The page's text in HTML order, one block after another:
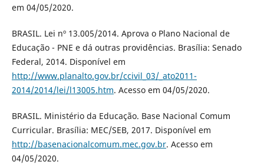
em 04/05/2020.
BRASIL. Lei nº 13.005/2014. Aprova o Plano Nacional de
Educação - PNE e dá outras providências. Brasília: Senado
Federal, 2014. Disponível em
http://www.planalto.gov.br/ccivil_03/_ato2011-
2014/2014/lei/l13005.htm. Acesso em 04/05/2020.
BRASIL. Ministério da Educação. Base Nacional Comum
Curricular. Brasília: MEC/SEB, 2017. Disponível em
http://basenacionalcomum.mec.gov.br. Acesso em
04/05/2020.